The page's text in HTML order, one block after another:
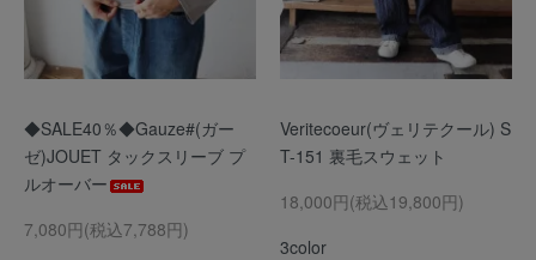
◆SALE40％◆Gauze#(ガー
ゼ)JOUET タックスリーブ プ
ルオーバー
7,080円(税込7,788円)
Veritecoeur(ヴェリテクール) S
T-151 裏毛スウェット
18,000円(税込19,800円)
3color